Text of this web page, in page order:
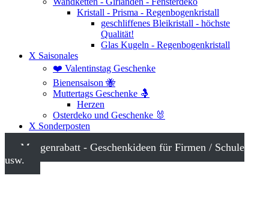
Kristall - Prisma - Regenbogenkristall
geschliffenes Bleikristall - höchste
Qualität!
Glas Kugeln - Regenbogenkristall
X Saisonales
❤️ Valentinstag Geschenke
Bienensaison 🐝
Muttertags Geschenke 🤱
Herzen
Osterdeko und Geschenke 🐰
X Sonderposten
Mengenrabatt - Geschenkideen für Firmen / Schule
usw.